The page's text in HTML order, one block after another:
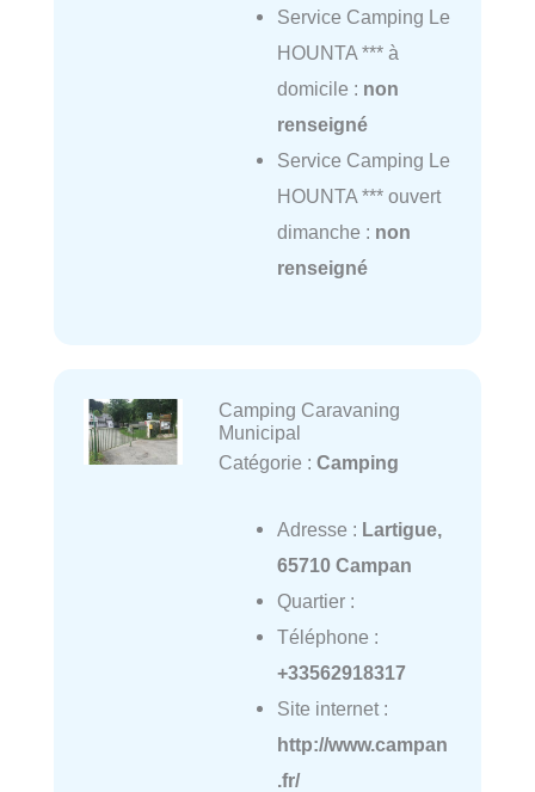
Service Camping Le
HOUNTA *** à
domicile : non
renseigné
Service Camping Le
HOUNTA *** ouvert
dimanche : non
renseigné
Camping Caravaning
Municipal
Catégorie : Camping
Adresse : Lartigue,
65710 Campan
Quartier :
Téléphone :
+33562918317
Site internet :
http://www.campan
.fr/